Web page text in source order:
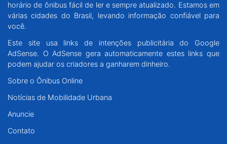
horário de ônibus fácil de ler e sempre atualizado. Estamos em
várias cidades do Brasil, levando informação confiável para
você.
Este site usa links de intenções publicitária do Google
AdSense. O AdSense gera automaticamente estes links que
podem ajudar os criadores a ganharem dinheiro.
Sobre o Ônibus Online
Notícias de Mobilidade Urbana
Anuncie
Contato